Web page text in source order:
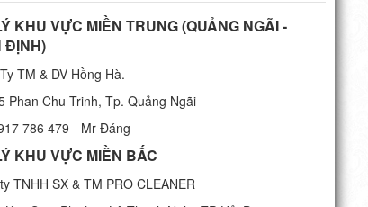
KHU VỰC MIỀN TRUNG (QUẢNG NGÃI -
ĐỊNH)
TM & DV Hồng Hà.
Phan Chu Trinh, Tp. Quảng Ngãi
786 479 - Mr Đáng
KHU VỰC MIỀN BẮC
TNHH SX & TM PRO CLEANER